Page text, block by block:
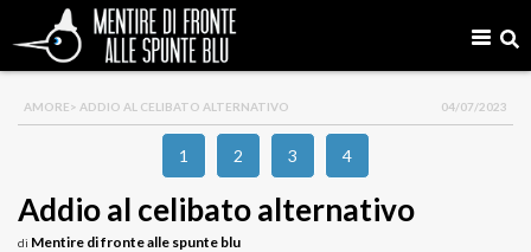
AMORE> ADDIO AL CELIBATO ALTERNATIVO 04/07/2023
1 2 3 4
Addio al celibato alternativo
di Mentire di fronte alle spunte blu